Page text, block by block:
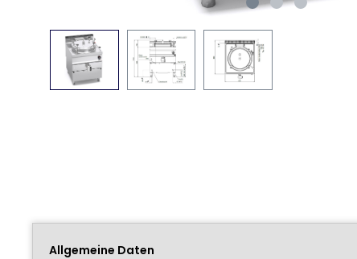
Allgemeine Daten